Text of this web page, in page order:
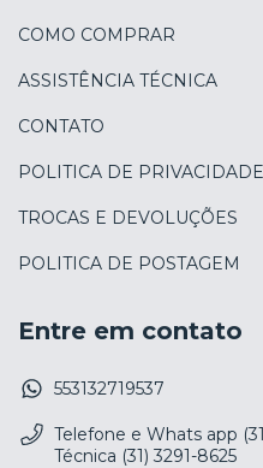
COMO COMPRAR
ASSISTÊNCIA TÉCNICA
CONTATO
POLITICA DE PRIVACIDADE
TROCAS E DEVOLUÇÕES
POLITICA DE POSTAGEM
Entre em contato
553132719537
Telefone e Whats app
Técnica (31) 3291-8625